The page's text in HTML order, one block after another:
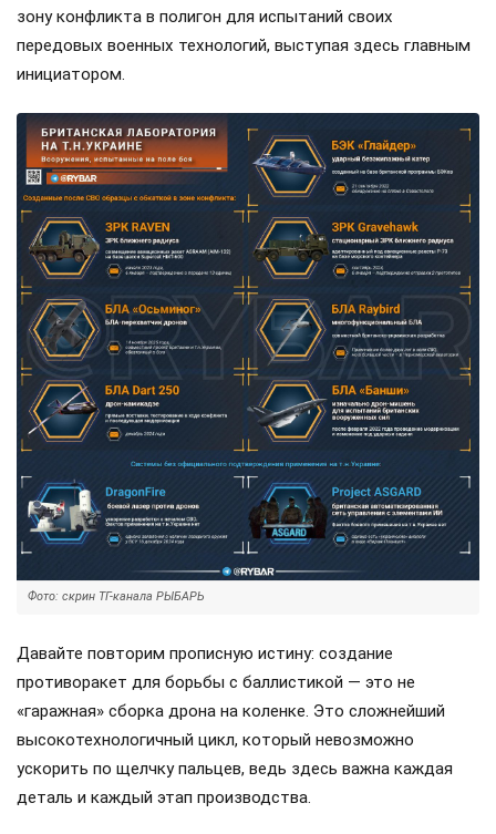
зону конфликта в полигон для испытаний своих
передовых военных технологий, выступая здесь главным
инициатором.
Фото: скрин ТГ-канала РЫБАРЬ
Давайте повторим прописную истину: создание
противоракет для борьбы с баллистикой — это не
«гаражная» сборка дрона на коленке. Это сложнейший
высокотехнологичный цикл, который невозможно
ускорить по щелчку пальцев, ведь здесь важна каждая
деталь и каждый этап производства.